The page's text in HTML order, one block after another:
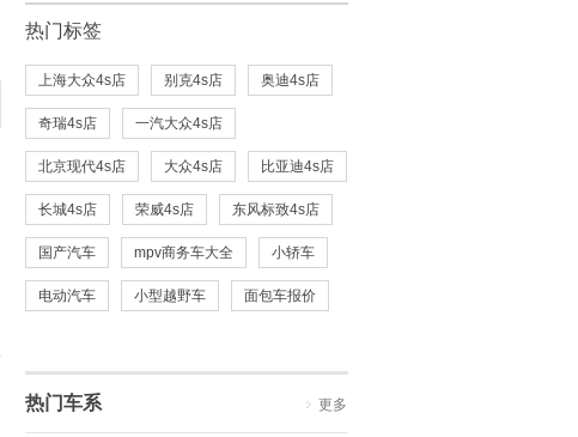
热门标签
上海大众4s店 别克4s店 奥迪4s店
奇瑞4s店 一汽大众4s店
北京现代4s店 大众4s店 比亚迪4s店
长城4s店 荣威4s店 东风标致4s店
国产汽车 mpv商务车大全 小轿车
电动汽车 小型越野车 面包车报价
热门车系 更多